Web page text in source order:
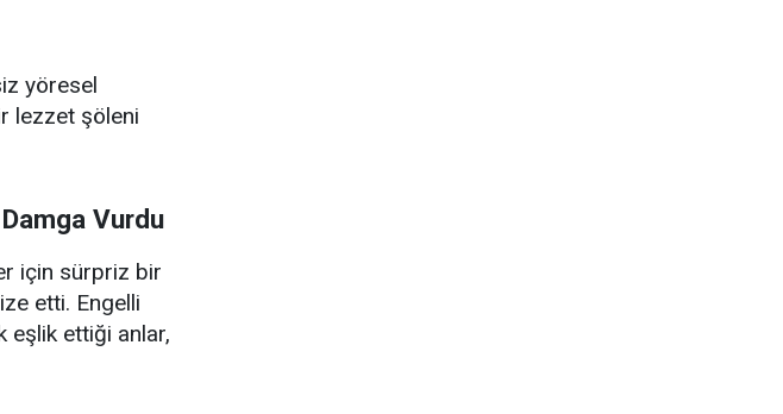
yöresel
lezzet şöleni
Vurdu
için sürpriz bir
etti. Engelli
eşlik ettiği anlar,